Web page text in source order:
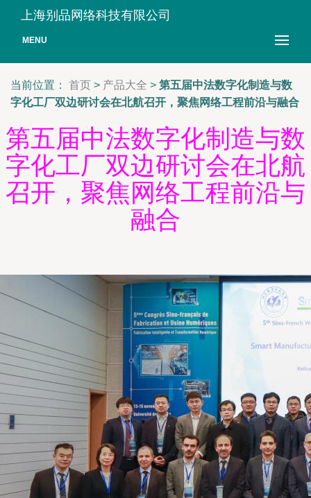
上海别品网络科技有限公司
MENU
当前位置： 首页 > 产品大全 > 第五届中法数字化制造与数
字化工厂双边研讨会在北航召开，聚焦网络工程前沿与融合
第五届中法数字化制造与数
字化工厂双边研讨会在北航
召开，聚焦网络工程前沿与
融合